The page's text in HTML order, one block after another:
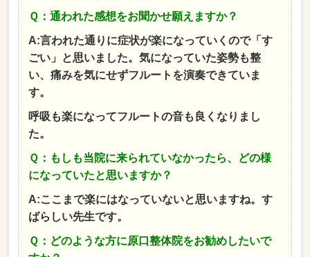
Ｑ：通われた感想をお聞かせ願えますか？
A:言われた通りに症状が楽になっていくので「す
ごい」と思いました。気になっていた姿勢も整
い、痛みを気にせずフルートを演奏できていま
す。
呼吸も楽になってフルートの音も良くなりまし
た。
Ｑ：もしも当院に来られていなかったら、どの様
になっていたと思いますか？
A:ここまで楽にはなっていないと思いますね。す
ばらしい先生です。
Ｑ：どのような方に原口整体院をお勧めしたいで